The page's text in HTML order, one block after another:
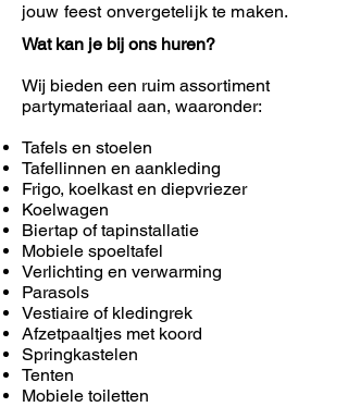
jouw feest onvergetelijk te maken.
Wat kan je bij ons huren?
Wij bieden een ruim assortiment
partymateriaal aan, waaronder:
Tafels en stoelen
Tafellinnen en aankleding
Frigo, koelkast en diepvriezer
Koelwagen
Biertap of tapinstallatie
Mobiele spoeltafel
Verlichting en verwarming
Parasols
Vestiaire of kledingrek
Afzetpaaltjes met koord
Springkastelen
Tenten
Mobiele toiletten